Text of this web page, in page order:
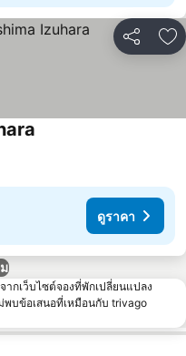
แชร์ เ
ดูราคา
ากเว็บไซต์จองที่พักเปลี่ยนแปลง
บข้อเสนอที่เหมือนกับ trivago